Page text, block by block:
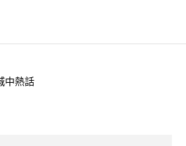
中熱話